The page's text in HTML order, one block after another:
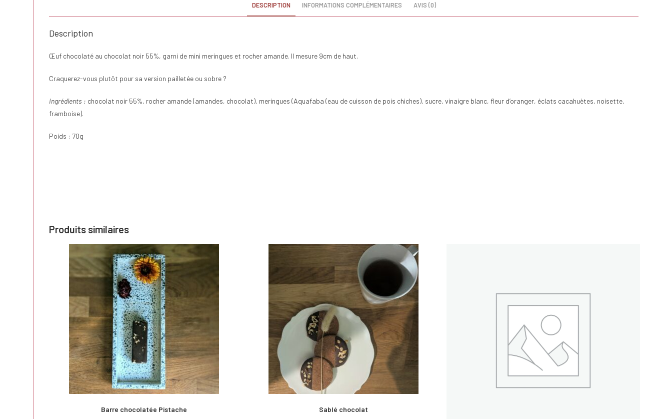
DESCRIPTION INFORMATIONS COMPLÉMENTAIRES AVIS (0)
Description
Œuf chocolaté au chocolat noir 55%, garni de mini meringues et rocher amande. Il mesure 9cm de haut.
Craquerez-vous plutôt pour sa version pailletée ou sobre ?
Ingrédients : chocolat noir 55%, rocher amande (amandes, chocolat), meringues (Aquafaba (eau de cuisson de pois chiches), sucre, vinaigre blanc, fleur d’oranger, éclats cacahuètes, noisette,
framboise).
Poids : 70g
Produits similaires
Barre chocolatée Pistache Sablé chocolat